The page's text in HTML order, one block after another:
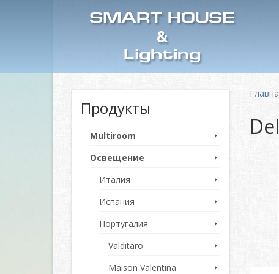
SMART HOUSE
&
Lighting
Продукты
Multiroom
Освещение
Италия
Испания
Португалия
Valditaro
Maison Valentina